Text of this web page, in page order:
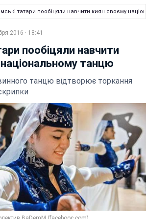
татари пообіцяли навчити киян своєму
2016 · 18:41
пообіцяли навчити
танцю
танцю відтворює торкання